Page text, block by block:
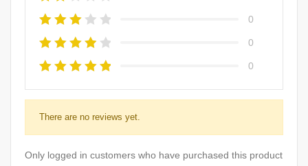
0
0
0
There are no reviews yet.
Only logged in customers who have purchased this product